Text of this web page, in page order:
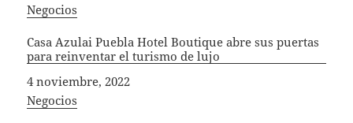
In relation to
Negocios
Casa Azulai Puebla Hotel Boutique abre sus puertas
para reinventar el turismo de lujo
Fecha
4 noviembre, 2022
In relation to
Negocios